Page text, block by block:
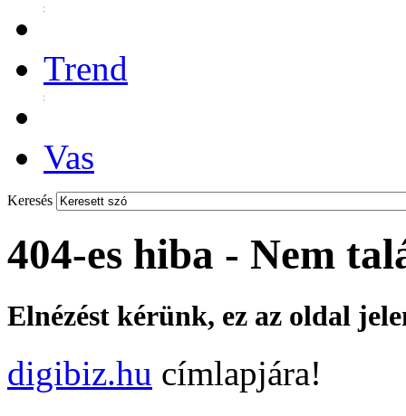
Trend
Vas
Keresés
404-es hiba - Nem
Elnézést kérünk, ez az oldal
digibiz.hu címlapjára!